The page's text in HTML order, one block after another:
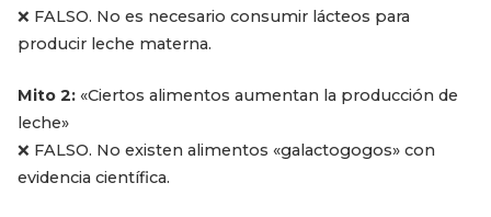
❌ FALSO. No es necesario consumir lácteos para
producir leche materna.
Mito 2: «Ciertos alimentos aumentan la producción de
leche»
❌ FALSO. No existen alimentos «galactogogos» con
evidencia científica.